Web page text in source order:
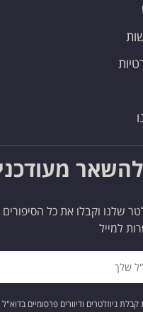
שלנו וקבלו את כל
למייל
ניוזלטרים ודיוורים פרסומיים בדוא"ל